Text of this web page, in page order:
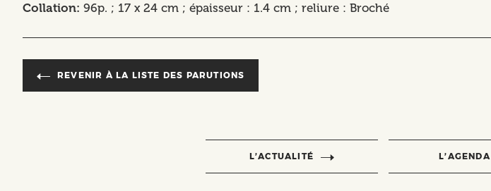
Collation 96p. ; 17 x 24 cm ; épaisseur : 1.4 cm ; reliure : Broché
REVENIR À LA LISTE DES PARUTIONS
L’ACTUALITÉ L’AGENDA